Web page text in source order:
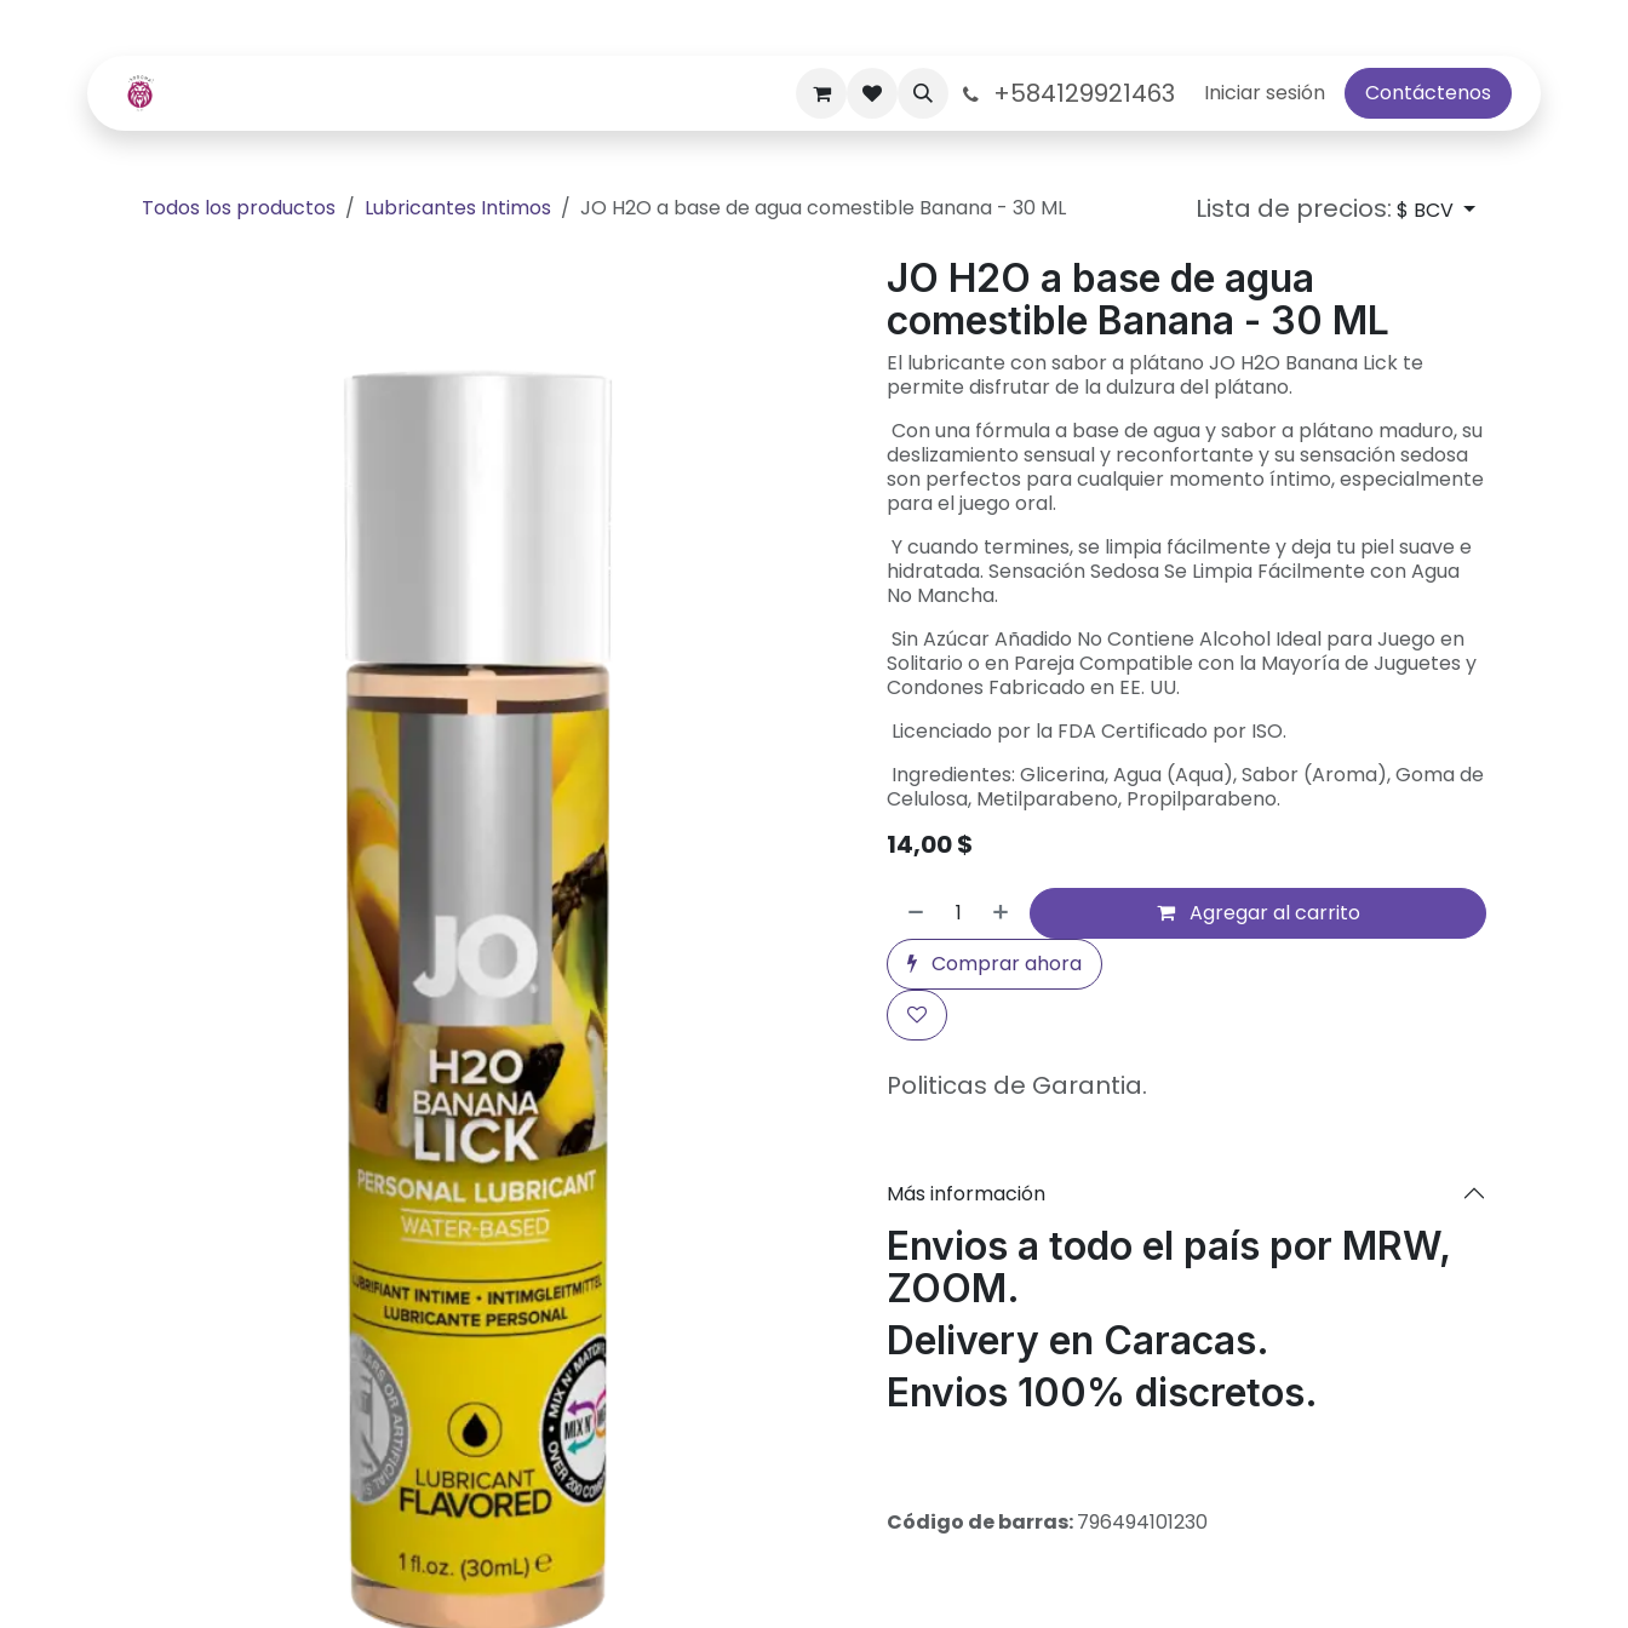
Politicas de Garantia Sobre nosotros+584129921463 Iniciar sesión Contáctenos
Todos los productos Lubricantes Intimos JO H2O a base de agua comestible Banana - 30 ML Lista de precios: $ BCV
JO H2O a base de agua
comestible Banana - 30 ML
El lubricante con sabor a plátano JO H2O Banana Lick te
permite disfrutar de la dulzura del plátano.
Con una fórmula a base de agua y sabor a plátano maduro, su
deslizamiento sensual y reconfortante y su sensación sedosa
son perfectos para cualquier momento íntimo, especialmente
para el juego oral.
Y cuando termines, se limpia fácilmente y deja tu piel suave e
hidratada. Sensación Sedosa Se Limpia Fácilmente con Agua
No Mancha.
Sin Azúcar Añadido No Contiene Alcohol Ideal para Juego en
Solitario o en Pareja Compatible con la Mayoría de Juguetes y
Condones Fabricado en EE. UU.
Licenciado por la FDA Certificado por ISO.
Ingredientes: Glicerina, Agua (Aqua), Sabor (Aroma), Goma de
Celulosa, Metilparabeno, Propilparabeno.
14,00$
Agregar al carrito
Comprar ahora
Politicas de Garantia.
Más información
Envios a todo el país por MRW,
ZOOM.
Delivery en Caracas.
Envios 100% discretos.
Código de barras:796494101230